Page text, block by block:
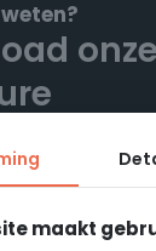
de tuin. Eén
de andere
de cv-ketel.
van de
onze
brochure
maakt